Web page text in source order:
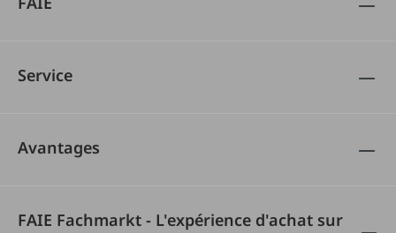
Service
Avantages
FAIE Fachmarkt - L'expérience d'achat sur